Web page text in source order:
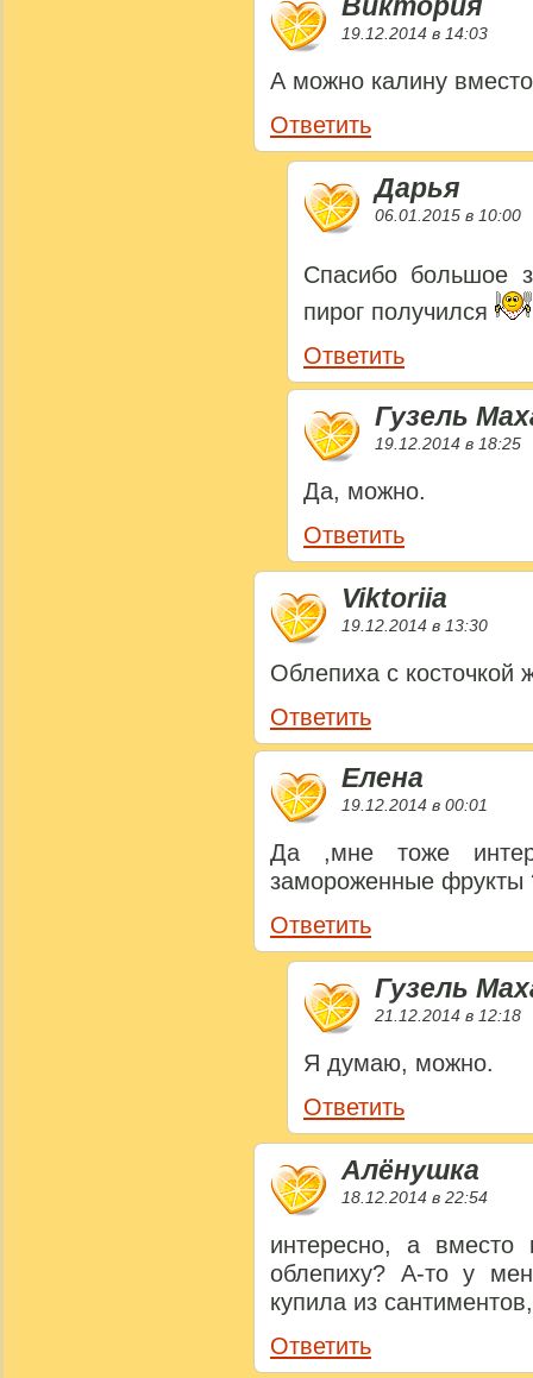
19.12.2014 в 14:03
А можно калину
Ответить
Дарья
06.01.2015 в 10:00
Спасибо большое
пирог получился
Ответить
Гузель
19.12.2014 в 18:25
Да, можно.
Ответить
Viktoriia
19.12.2014 в 13:30
Облепиха с косточкой
Ответить
Елена
19.12.2014 в 00:01
Да ,мне тоже
замороженные фрукты
Ответить
Гузель
21.12.2014 в 12:18
Я думаю, можно.
Ответить
Алёнушка
18.12.2014 в 22:54
интересно, а вместо
облепиху? А-то у
купила из
Ответить